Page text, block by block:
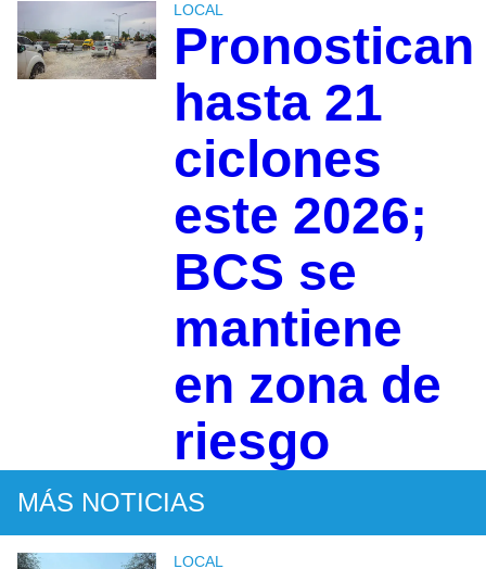
LOCAL
Pronostican
hasta 21
ciclones
este 2026;
BCS se
mantiene
en zona de
riesgo
MÁS NOTICIAS
LOCAL